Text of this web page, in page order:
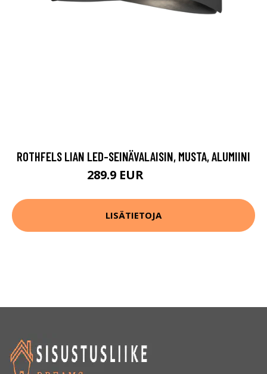
ROTHFELS LIAN LED-SEINÄVALAISIN, MUSTA, ALUMIINI
289.9 EUR
LISÄTIETOJA